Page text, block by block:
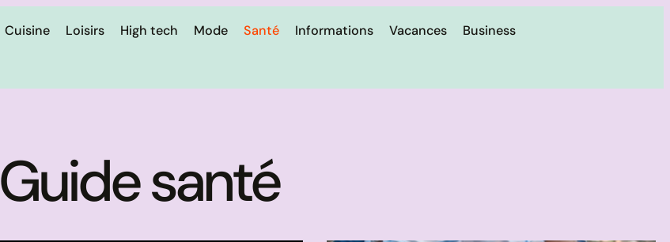
Cuisine Loisirs High tech Mode Santé Informations Vacances
Business
Guide santé